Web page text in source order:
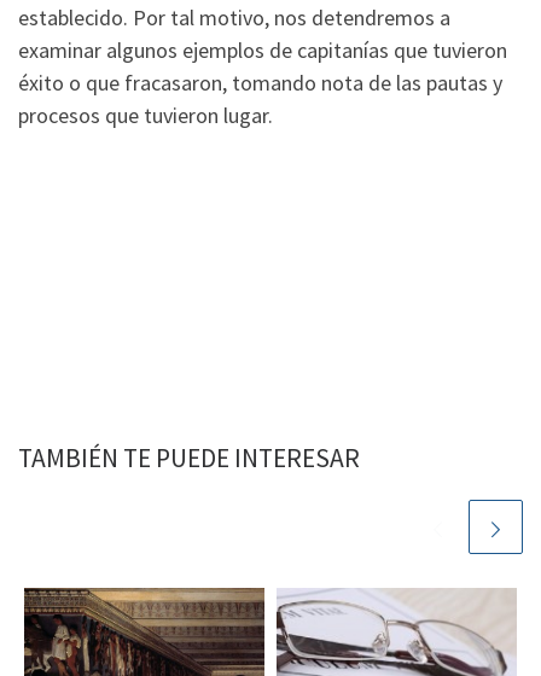
establecido. Por tal motivo, nos detendremos a
examinar algunos ejemplos de capitanías que tuvieron
éxito o que fracasaron, tomando nota de las pautas y
procesos que tuvieron lugar.
TAMBIÉN TE PUEDE INTERESAR